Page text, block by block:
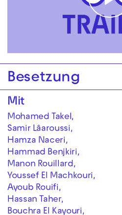
Besetzung
Mit
Mohamed Takel,
Samir Lâaroussi,
Hamza Naceri,
Hammad Benjkiri,
Manon Rouillard,
Youssef El Machkouri,
Ayoub Rouifi,
Hassan Taher,
Bouchra El Kayouri,